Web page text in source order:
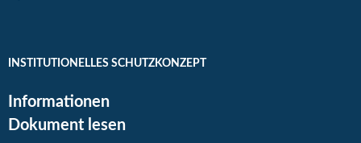
INSTITUTIONELLES SCHUTZKONZEPT
Informationen
Dokument lesen